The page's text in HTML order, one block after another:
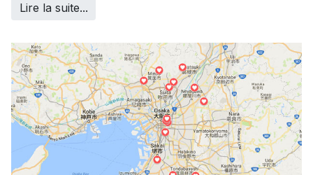
Lire la suite...